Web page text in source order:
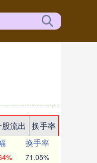
流出
换手率
换手率
71.05%